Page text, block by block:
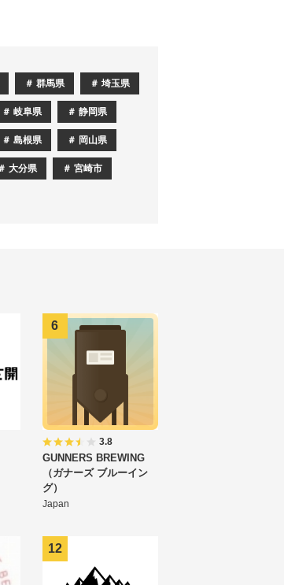
群馬県 埼玉県
岐阜県 静岡県
島根県 岡山県
大分県 宮崎市
3.8
GUNNERS BREWING
（ガナーズ ブルーイン
グ）
Japan